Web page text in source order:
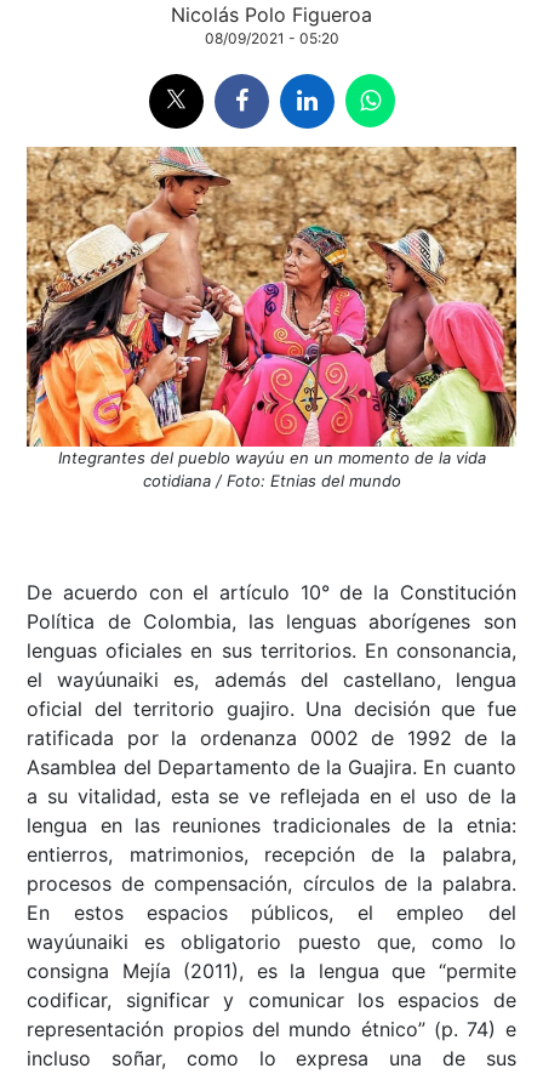
Nicolás Polo Figueroa
08/09/2021 - 05:20
Integrantes del pueblo wayúu en un momento de la vida
cotidiana / Foto: Etnias del mundo
De acuerdo con el artículo 10° de la Constitución
Política de Colombia, las lenguas aborígenes son
lenguas oficiales en sus territorios. En consonancia,
el wayúunaiki es, además del castellano, lengua
oficial del territorio guajiro. Una decisión que fue
ratificada por la ordenanza 0002 de 1992 de la
Asamblea del Departamento de la Guajira. En cuanto
a su vitalidad, esta se ve reflejada en el uso de la
lengua en las reuniones tradicionales de la etnia:
entierros, matrimonios, recepción de la palabra,
procesos de compensación, círculos de la palabra.
En estos espacios públicos, el empleo del
wayúunaiki es obligatorio puesto que, como lo
consigna Mejía (2011), es la lengua que “permite
codificar, significar y comunicar los espacios de
representación propios del mundo étnico” (p. 74) e
incluso soñar, como lo expresa una de sus